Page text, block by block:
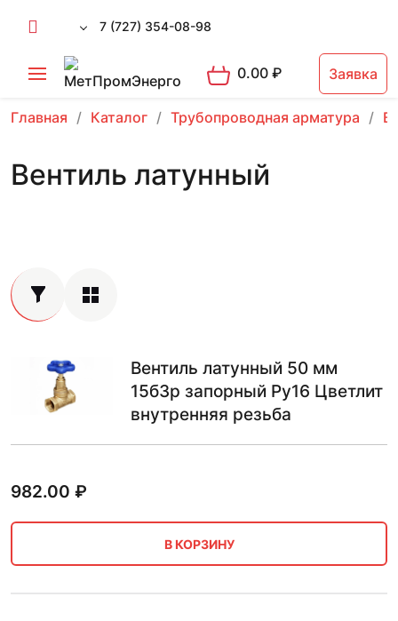
7 (727) 354-08-98
0.00₽ Заявка
Главная Каталог Трубопроводная арматура
Вентиль латунный
Вентиль латунный 50 мм
15б3р запорный Ру16 Цветлит
внутренняя резьба
982.00 ₽
В КОРЗИНУ